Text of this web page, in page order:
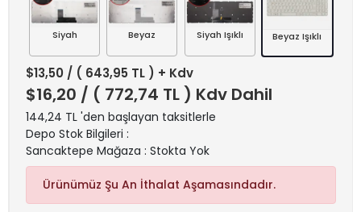
Siyah Beyaz Siyah Işıklı Beyaz Işıklı
$13,50 / ( 643,95 TL ) + Kdv
$16,20 / ( 772,74 TL ) Kdv Dahil
144,24 TL 'den başlayan taksitlerle
Depo Stok Bilgileri :
Sancaktepe Mağaza : Stokta Yok
Ürünümüz Şu An İthalat Aşamasındadır.